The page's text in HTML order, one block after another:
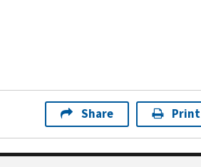
Share Print